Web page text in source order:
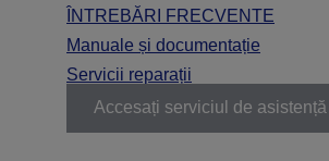
ÎNTREBĂRI FRECVENTE
Manuale și documentație
Servicii reparații
Accesați serviciul de asistență